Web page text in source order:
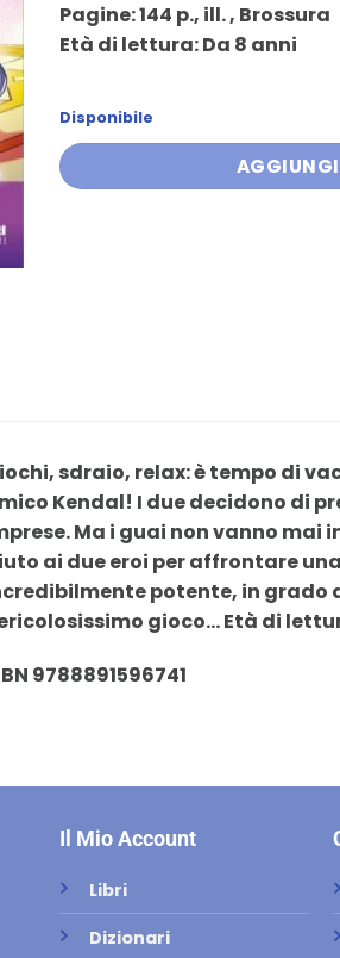
Pagine: 144 p., ill. , Brossura
Età di lettura: Da 8 anni
Disponibile
AGGIUNGI
sdraio, relax: è tempo di
Kendal! I due decidono di
Ma i guai non vanno mai
ai due eroi per affrontare
potente, in grado
gioco… Età di
9788891596741
Il Mio Account
Libri
Dizionari